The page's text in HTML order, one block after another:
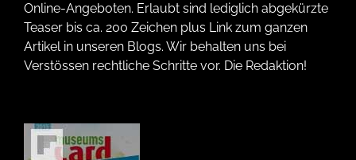
Online-Angeboten. Erlaubt sind lediglich abgekürzte
Teaser bis ca. 200 Zeichen plus Link zum ganzen
Artikel in unseren Blogs. Wir behalten uns bei
Verstössen rechtliche Schritte vor. Die Redaktion!